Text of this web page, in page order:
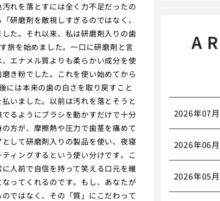
れを落とすには全く力不足だったの
研磨剤を敵視しすぎるのではなく、
た。それ以来、私は研磨剤入りの歯
旅を始めました。一口に研磨剤と言
エナメル質よりも柔らかい成分を使
き粉でした。これを使い始めてから
には本来の歯の白さを取り戻すこと
いました。以前は汚れを落とそうと
るようにブラシを動かすだけで十分
方が、摩擦熱や圧力で歯茎を痛めて
して研磨剤入りの製品を使い、夜寝
ィングするという使い分けです。こ
人前で自信を持って笑える口元を維
ってくれるのです。もし、あなたが
ではなく、その「質」にこだわって
2026年07月
2026年06月
2026年05月